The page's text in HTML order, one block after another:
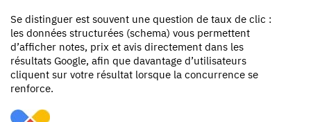
Se distinguer est souvent une question de taux de clic :
les données structurées (schema) vous permettent
d’afficher notes, prix et avis directement dans les
résultats Google, afin que davantage d’utilisateurs
cliquent sur votre résultat lorsque la concurrence se
renforce.